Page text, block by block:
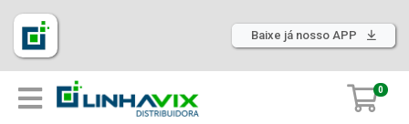
Baixe já nosso APP
0